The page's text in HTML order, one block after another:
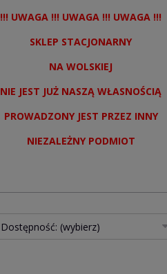
!!! UWAGA !!! UWAGA !!! UWAGA !!!
SKLEP STACJONARNY
NA WOLSKIEJ
NIE JEST JUŻ NASZĄ WŁASNOŚCIĄ
PROWADZONY JEST PRZEZ INNY
NIEZALEŻNY PODMIOT
Dostępność: (wybierz)